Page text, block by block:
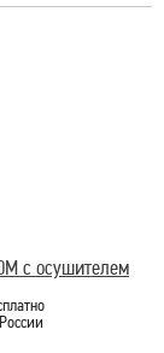
с осушителем